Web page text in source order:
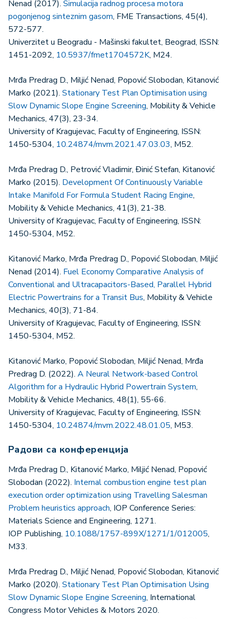
Nenad (2017). Simulacija radnog procesa motora
pogonjenog sinteznim gasom, FME Transactions, 45(4),
572-577.
Univerzitet u Beogradu - Mašinski fakultet, Beograd, ISSN:
1451-2092, 10.5937/fmet1704572K, M24.
Mrđa Predrag D., Miljić Nenad, Popović Slobodan, Kitanović
Marko (2021). Stationary Test Plan Optimisation using
Slow Dynamic Slope Engine Screening, Mobility & Vehicle
Mechanics, 47(3), 23-34.
University of Kragujevac, Faculty of Engineering, ISSN:
1450-5304, 10.24874/mvm.2021.47.03.03, M52.
Mrđa Predrag D., Petrović Vladimir, Đinić Stefan, Kitanović
Marko (2015). Development Of Continuously Variable
Intake Manifold For Formula Student Racing Engine,
Mobility & Vehicle Mechanics, 41(3), 21-38.
University of Kragujevac, Faculty of Engineering, ISSN:
1450-5304, M52.
Kitanović Marko, Mrđa Predrag D., Popović Slobodan, Miljić
Nenad (2014). Fuel Economy Comparative Analysis of
Conventional and Ultracapacitors-Based, Parallel Hybrid
Electric Powertrains for a Transit Bus, Mobility & Vehicle
Mechanics, 40(3), 71-84.
University of Kragujevac, Faculty of Engineering, ISSN:
1450-5304, M52.
Kitanović Marko, Popović Slobodan, Miljić Nenad, Mrđa
Predrag D. (2022). A Neural Network-based Control
Algorithm for a Hydraulic Hybrid Powertrain System,
Mobility & Vehicle Mechanics, 48(1), 55-66.
University of Kragujevac, Faculty of Engineering, ISSN:
1450-5304, 10.24874/mvm.2022.48.01.05, M53.
Радови са конференција
Mrđa Predrag D., Kitanović Marko, Miljić Nenad, Popović
Slobodan (2022). Internal combustion engine test plan
execution order optimization using Travelling Salesman
Problem heuristics approach, IOP Conference Series:
Materials Science and Engineering, 1271.
IOP Publishing, 10.1088/1757-899X/1271/1/012005,
M33.
Mrđa Predrag D., Miljić Nenad, Popović Slobodan, Kitanović
Marko (2020). Stationary Test Plan Optimisation Using
Slow Dynamic Slope Engine Screening, International
Congress Motor Vehicles & Motors 2020.